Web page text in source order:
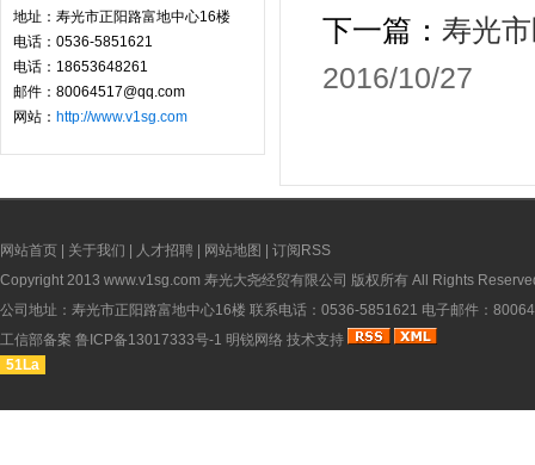
地址：寿光市正阳路富地中心16楼
电话：0536-5851621
电话：18653648261
邮件：80064517@qq.com
网站： http://www.v1sg.com
下一篇： 寿光
2016/10/27
网站首页 关于我们 人才招聘 网站地图
订阅RSS
Copyright 2013 www.v1sg.com 寿光大尧经贸有限公司 版权所有 All Rights
公司地址：寿光市正阳路富地中心16楼 联系电话：0536-5851621 电子邮件：
工信部备案 鲁ICP备13017333号-1 明锐网络 技术支持
51La